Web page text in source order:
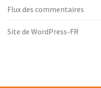
Flux des commentaires
Site de WordPress-FR